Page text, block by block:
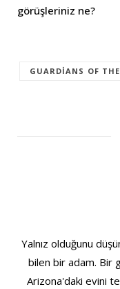
görüşleriniz ne?
GUARDIANS OF
Yalnız olduğunu
bilen bir adam. Bir
Arizona'daki evini